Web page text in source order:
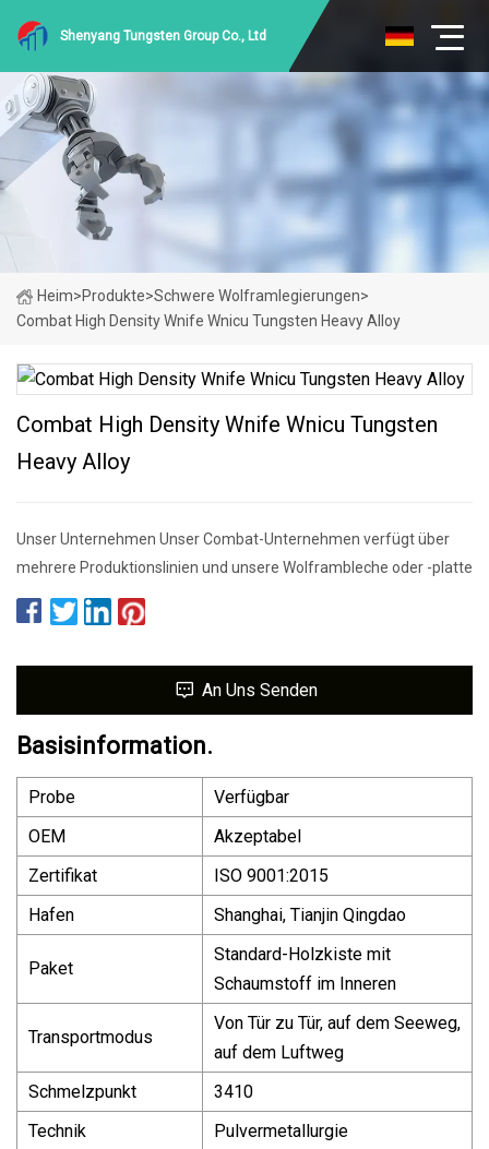
Shenyang Tungsten Group Co., Ltd
Heim>Produkte>Schwere Wolframlegierungen>
Combat High Density Wnife Wnicu Tungsten Heavy Alloy
Combat High Density Wnife Wnicu Tungsten
Heavy Alloy
Unser Unternehmen Unser Combat-Unternehmen verfügt über
mehrere Produktionslinien und unsere Wolframbleche oder -platte
An Uns Senden
Basisinformation.
Probe
Verfügbar
OEM
Akzeptabel
Zertifikat
ISO 9001:2015
Hafen
Shanghai, Tianjin Qingdao
Paket
Standard-Holzkiste mit
Schaumstoff im Inneren
Transportmodus
Von Tür zu Tür, auf dem Seeweg,
auf dem Luftweg
Schmelzpunkt
3410
Technik
Pulvermetallurgie